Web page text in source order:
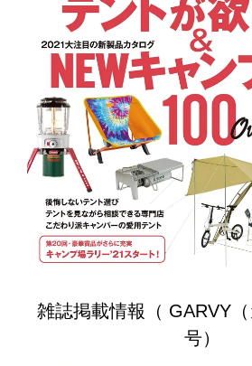
雑誌掲載情報（ GARVY
号）